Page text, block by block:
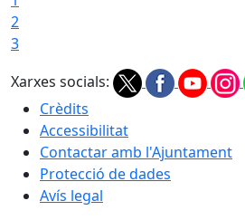
2
3
Xarxes socials:
Crèdits
Accessibilitat
Contactar amb l'Ajuntament
Protecció de dades
Avís legal